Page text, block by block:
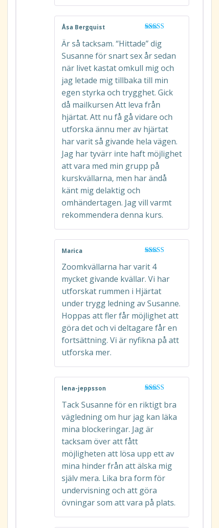
av 5
Åsa Bergquist
Är så tacksam. “Hittade” dig
Susanne för snart sex år sedan
när livet kastat omkull mig och
jag letade mig tillbaka till min
egen styrka och trygghet. Gick
då mailkursen Att leva från
hjärtat. Att nu få gå vidare och
utforska ännu mer av hjärtat
har varit så givande hela vägen.
Jag har tyvärr inte haft möjlighet
att vara med min grupp på
kurskvällarna, men har ändå
känt mig delaktig och
omhändertagen. Jag vill varmt
rekommendera denna kurs.
av 5
Marica
Zoomkvällarna har varit 4
mycket givande kvällar. Vi har
utforskat rummen i Hjärtat
under trygg ledning av Susanne.
Hoppas att fler får möjlighet att
göra det och vi deltagare får en
fortsättning. Vi är nyfikna på att
utforska mer.
av 5
lena-jeppsson
Tack Susanne för en riktigt bra
vägledning om hur jag kan läka
mina blockeringar. Jag är
tacksam över att fått
möjligheten att lösa upp ett av
mina hinder från att älska mig
själv mera. Lika bra form för
undervisning och att göra
övningar som att vara på plats.